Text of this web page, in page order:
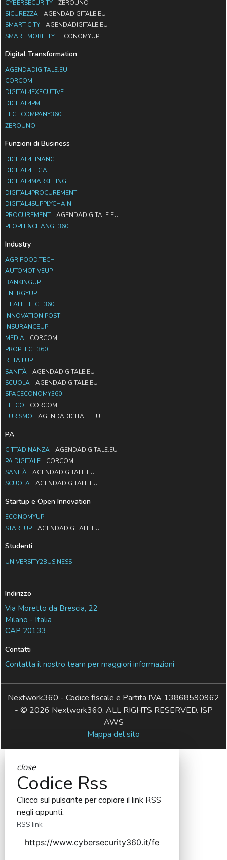
CYBERSECURITY
ZEROUNO
SICUREZZA
AGENDADIGITALE.EU
SMART CITY
AGENDADIGITALE.EU
SMART MOBILITY
ECONOMYUP
Digital Transformation
AGENDADIGITALE.EU
CORCOM
DIGITAL4EXECUTIVE
DIGITAL4PMI
TECHCOMPANY360
ZEROUNO
Funzioni di Business
DIGITAL4FINANCE
DIGITAL4LEGAL
DIGITAL4MARKETING
DIGITAL4PROCUREMENT
DIGITAL4SUPPLYCHAIN
PROCUREMENT
AGENDADIGITALE.EU
PEOPLE&CHANGE360
Industry
AGRIFOOD.TECH
AUTOMOTIVEUP
BANKINGUP
ENERGYUP
HEALTHTECH360
INNOVATION POST
INSURANCEUP
MEDIA
CORCOM
PROPTECH360
RETAILUP
SANITÀ
AGENDADIGITALE.EU
SCUOLA
AGENDADIGITALE.EU
SPACECONOMY360
TELCO
CORCOM
TURISMO
AGENDADIGITALE.EU
PA
CITTADINANZA
AGENDADIGITALE.EU
PA DIGITALE
CORCOM
SANITÀ
AGENDADIGITALE.EU
SCUOLA
AGENDADIGITALE.EU
Startup e Open Innovation
ECONOMYUP
STARTUP
AGENDADIGITALE.EU
Studenti
UNIVERSITY2BUSINESS
Indirizzo
Via Moretto da Brescia, 22
Milano - Italia
CAP 20133
Contatti
Contatta il nostro team per maggiori informazioni
Nextwork360 - Codice fiscale e Partita IVA 13868590962
- © 2026 Nextwork360. ALL RIGHTS RESERVED. ISP
AWS
Mappa del sito
close
Codice Rss
Clicca sul pulsante per copiare il link RSS
negli appunti.
RSS link